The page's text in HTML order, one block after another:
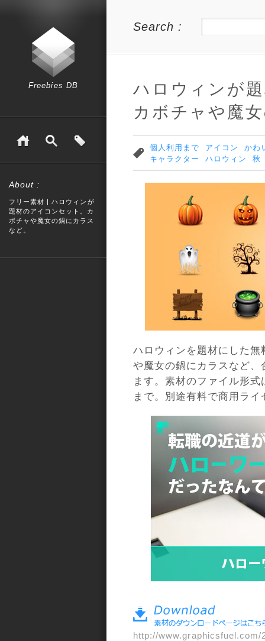
Freebies DB
About :
フリー素材 | ハロウィンが
題材のアイコンセット。カ
ボチャや魔女の鍋にカラス
など。
Search :
ハロウィンが
カボチャや魔
個人利用まで アイコン
かわ
キャラクター
ハロウィン 秋
ハロウィンを題材にした
や魔女の鍋にカラスなど
ます。素材のファイル形
まで。別途有料で商用ラ
http://